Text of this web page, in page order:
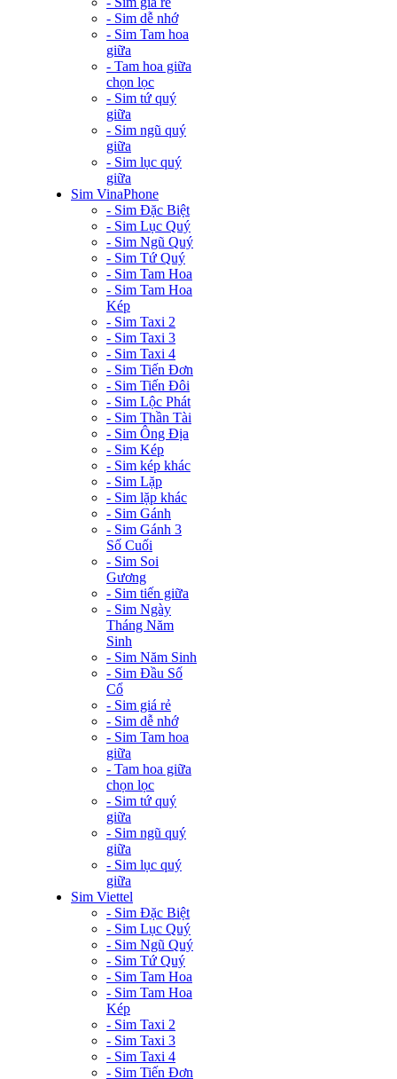
- Sim dễ nhớ
- Sim Tam hoa
giữa
- Tam hoa giữa
chọn lọc
- Sim tứ quý
giữa
- Sim ngũ quý
giữa
- Sim lục quý
giữa
Sim VinaPhone
- Sim Đặc Biệt
- Sim Lục Quý
- Sim Ngũ Quý
- Sim Tứ Quý
- Sim Tam Hoa
- Sim Tam Hoa
Kép
- Sim Taxi 2
- Sim Taxi 3
- Sim Taxi 4
- Sim Tiến Đơn
- Sim Tiến Đôi
- Sim Lộc Phát
- Sim Thần Tài
- Sim Ông Địa
- Sim Kép
- Sim kép khác
- Sim Lặp
- Sim lặp khác
- Sim Gánh
- Sim Gánh 3
Số Cuối
- Sim Soi
Gương
- Sim tiến giữa
- Sim Ngày
Tháng Năm
Sinh
- Sim Năm Sinh
- Sim Đầu Số
Cổ
- Sim giá rẻ
- Sim dễ nhớ
- Sim Tam hoa
giữa
- Tam hoa giữa
chọn lọc
- Sim tứ quý
giữa
- Sim ngũ quý
giữa
- Sim lục quý
giữa
Sim Viettel
- Sim Đặc Biệt
- Sim Lục Quý
- Sim Ngũ Quý
- Sim Tứ Quý
- Sim Tam Hoa
- Sim Tam Hoa
Kép
- Sim Taxi 2
- Sim Taxi 3
- Sim Taxi 4
- Sim Tiến Đơn